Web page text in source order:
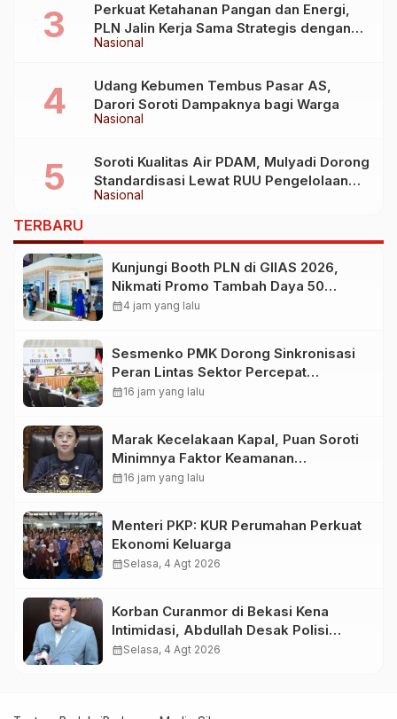
Nasional
Perkuat Ketahanan Pangan dan Energi,
PLN Jalin Kerja Sama Strategis dengan
Kementerian Kelautan dan Perikanan
Nasional
Udang Kebumen Tembus Pasar AS,
Darori Soroti Dampaknya bagi Warga
Nasional
Soroti Kualitas Air PDAM, Mulyadi Dorong
Standardisasi Lewat RUU Pengelolaan
Air Minum
TERBARU
Kunjungi Booth PLN di GIIAS 2026,
Nikmati Promo Tambah Daya 50
Persen
calendar_month4 jam yang lalu
Sesmenko PMK Dorong Sinkronisasi
Peran Lintas Sektor Percepat
Penurunan Stunting
calendar_month16 jam yang lalu
Marak Kecelakaan Kapal, Puan Soroti
Minimnya Faktor Keamanan
Transportasi Laut
calendar_month16 jam yang lalu
Menteri PKP: KUR Perumahan Perkuat
Ekonomi Keluarga
calendar_monthSelasa, 4 Agt 2026
Korban Curanmor di Bekasi Kena
Intimidasi, Abdullah Desak Polisi
Bongkar Dugaan Sindikat
calendar_monthSelasa, 4 Agt 2026